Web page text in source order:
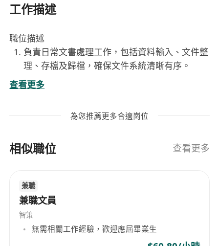
工作描述
職位描述
負責日常文書處理工作，包括資料輸入、文件整
理、存檔及歸檔，確保文件系統清晰有序。
協助前台工作及接聽電話
需外勤工作（例如：銀行入票、郵局等等）
具備基本電腦操作能力（懂使用MS Word 及
力。
有責任感、細心穩重，能獨立處理多項任務。
查看更多
為您推薦更多合適崗位
相似職位 查看更多
兼職
兼職文員
智策
無需相關工作經驗，歡迎應屆畢業生